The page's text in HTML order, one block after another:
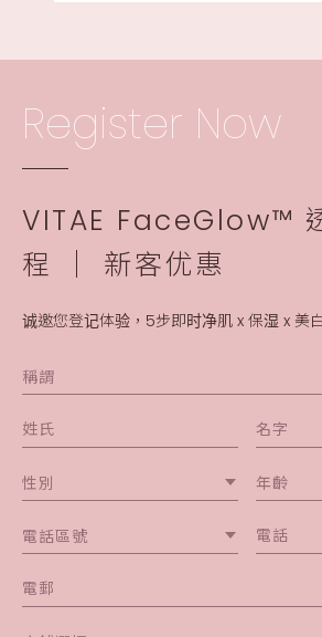
Register Now
VITAE FaceGlow™
程 │ 新客优惠
诚邀您登记体验，5步即时净肌 x 保湿 x 美
稱謂
性別 年齡
電話區號